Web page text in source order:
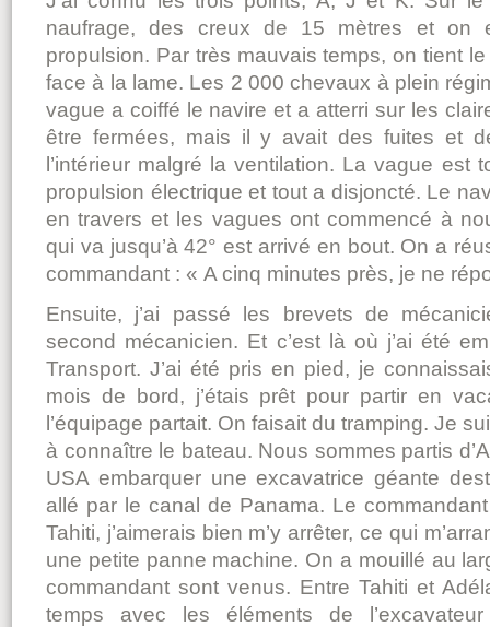
naufrage, des creux de 15 mètres et on
propulsion. Par très mauvais temps, on tient
face à la lame. Les 2 000 chevaux à plein
vague a coiffé le navire et a atterri sur les
être fermées, mais il y avait des fuites et
l’intérieur malgré la ventilation. La vague est
propulsion électrique et tout a disjoncté. Le
en travers et les vagues ont commencé à
qui va jusqu’à 42° est arrivé en bout. On a
commandant : « A cinq minutes près, je ne
Ensuite, j’ai passé les brevets de
second mécanicien. Et c’est là où j’ai été
Transport. J’ai été pris en pied, je
mois de bord, j’étais prêt pour partir en
l’équipage partait. On faisait du tramping. Je
à connaître le bateau. Nous sommes partis
USA embarquer une excavatrice géante
allé par le canal de Panama. Le
Tahiti, j’aimerais bien m’y arrêter, ce qui
une petite panne machine. On a mouillé au
commandant sont venus. Entre Tahiti et
temps avec les éléments de